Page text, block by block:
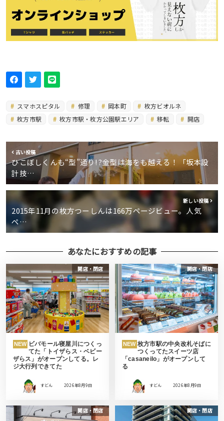
スマホスピタル 修理 岡本町
枚方ビオルネ
枚方市駅
枚方市駅・枚方公園駅エリア 移転 開店
古い投稿
ひこぼしくんも“型”通り!?金型は海をも越える！「坂本設
計技…
新しい投稿
2015年11月の枚方つーしんは166万ページビュー。人気
ペ…
あなたにおすすめの記事
開店・閉店
NEW ビバモール寝屋川につくっ
てた「トイザらス・ベビー
ザらス」がオープンしてる。レ
ジ大行列できてた
すどん 2026年8月9日
開店・閉店
NEW 枚方市駅の中央改札そばに
つくってたスイーツ店
「casaneilo」がオープンして
る
すどん 2026年8月9日
開店・閉店 開店・閉店